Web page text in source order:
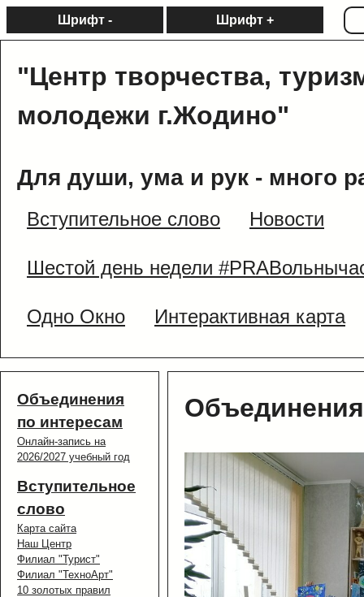
Шрифт - Шрифт +
"Центр творчества,
молодежи г.Жодино"
Для души, ума и рук - много
Вступительное слово Новости
Шестой день недели
Одно Окно Интерактивная карта
Объединения
по интересам
Онлайн-запись на
2026/2027 учебный год
Вступительное
слово
Карта сайта
Наш Центр
Филиал "Турист"
Филиал "ТехноАрт"
10 золотых правил